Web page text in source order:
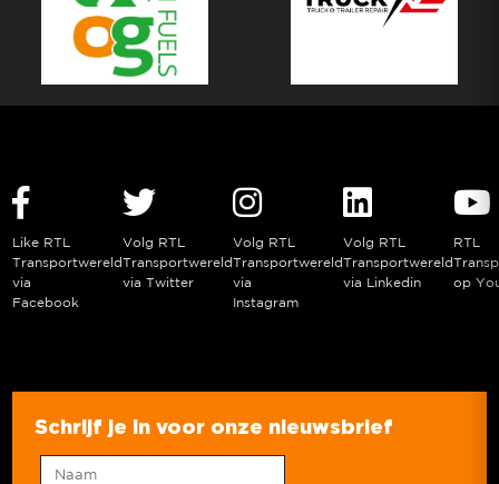
Like RTL
Transportwereld
via
Facebook
Volg RTL
Transportwereld
via Twitter
Volg RTL
Transportwereld
via
Instagram
Volg RTL
Transportwereld
via Linkedin
RTL
op
Schrijf je in voor onze nieuwsbrief